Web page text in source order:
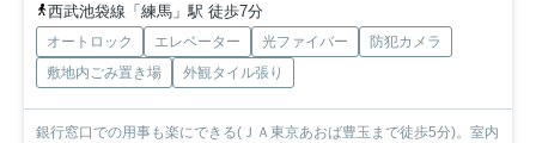
西武池袋線「練馬」駅 徒歩7分
オートロック エレベーター 光ファイバー
防犯カメラ
敷地内ごみ置き場
外観タイル張り
銀行窓口での用事も楽にできる(ＪＡ東京あおば豊玉まで徒歩5分)。室内